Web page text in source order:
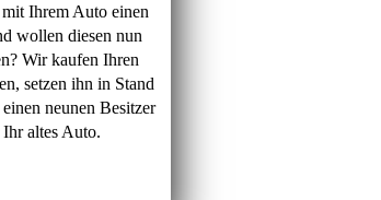
mit Ihrem Auto einen
wollen diesen nun
Wir kaufen Ihren
setzen ihn in Stand
neunen Besitzer
altes Auto.